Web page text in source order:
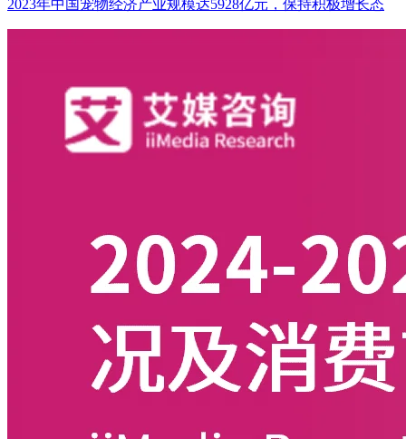
2023年中国宠物经济产业规模达5928亿元，保持积极增长态